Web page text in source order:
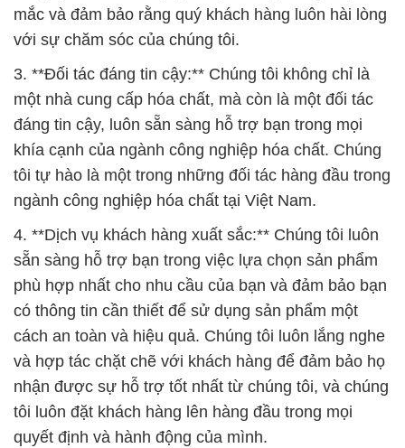
mắc và đảm bảo rằng quý khách hàng luôn hài lòng
với sự chăm sóc của chúng tôi.
3. **Đối tác đáng tin cậy:** Chúng tôi không chỉ là
một nhà cung cấp hóa chất, mà còn là một đối tác
đáng tin cậy, luôn sẵn sàng hỗ trợ bạn trong mọi
khía cạnh của ngành công nghiệp hóa chất. Chúng
tôi tự hào là một trong những đối tác hàng đầu trong
ngành công nghiệp hóa chất tại Việt Nam.
4. **Dịch vụ khách hàng xuất sắc:** Chúng tôi luôn
sẵn sàng hỗ trợ bạn trong việc lựa chọn sản phẩm
phù hợp nhất cho nhu cầu của bạn và đảm bảo bạn
có thông tin cần thiết để sử dụng sản phẩm một
cách an toàn và hiệu quả. Chúng tôi luôn lắng nghe
và hợp tác chặt chẽ với khách hàng để đảm bảo họ
nhận được sự hỗ trợ tốt nhất từ chúng tôi, và chúng
tôi luôn đặt khách hàng lên hàng đầu trong mọi
quyết định và hành động của mình.